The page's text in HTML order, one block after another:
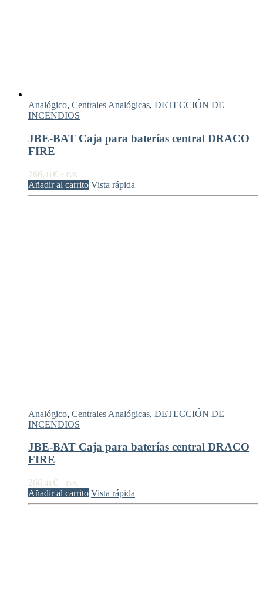
Analógico, Centrales Analógicas, DETECCIÓN DE
INCENDIOS
JBE-BAT Caja para baterías central DRACO
FIRE
266,41 € + IVA
Añadir al carrito Vista rápida
Analógico, Centrales Analógicas, DETECCIÓN DE
INCENDIOS
JBE-BAT Caja para baterías central DRACO
FIRE
266,41 € + IVA
Añadir al carrito Vista rápida